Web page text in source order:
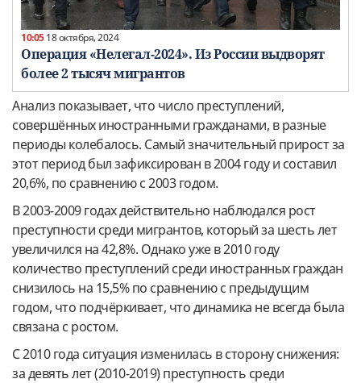
10:0518 октября, 2024
Операция «Нелегал-2024». Из России выдворят
более 2 тысяч мигрантов
Анализ показывает, что число преступлений,
совершённых иностранными гражданами, в разные
периоды колебалось. Самый значительный прирост за
этот период был зафиксирован в 2004 году и составил
20,6%, по сравнению с 2003 годом.
В 2003-2009 годах действительно наблюдался рост
преступности среди мигрантов, который за шесть лет
увеличился на 42,8%. Однако уже в 2010 году
количество преступлений среди иностранных граждан
снизилось на 15,5% по сравнению с предыдущим
годом, что подчёркивает, что динамика не всегда была
связана с ростом.
С 2010 года ситуация изменилась в сторону снижения:
за девять лет (2010-2019) преступность среди